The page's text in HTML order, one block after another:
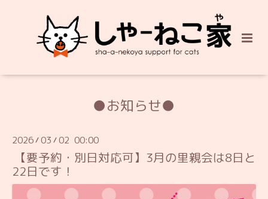
●お知らせ●
2026/ 03 / 02 00:00
【要予約・別日対応可】3月の里親会は8日と
22日です！